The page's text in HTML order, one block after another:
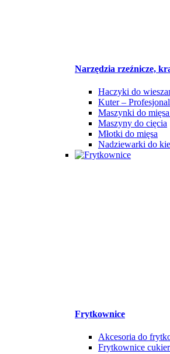
Narzędzia rzeźnicze,
Haczyki do
Kuter –
Maszynki do mięsa
Maszyny do cięcia
Młotki do mięsa
Nadziewarki do
Frytkownice
Akcesoria do
Frytkownice